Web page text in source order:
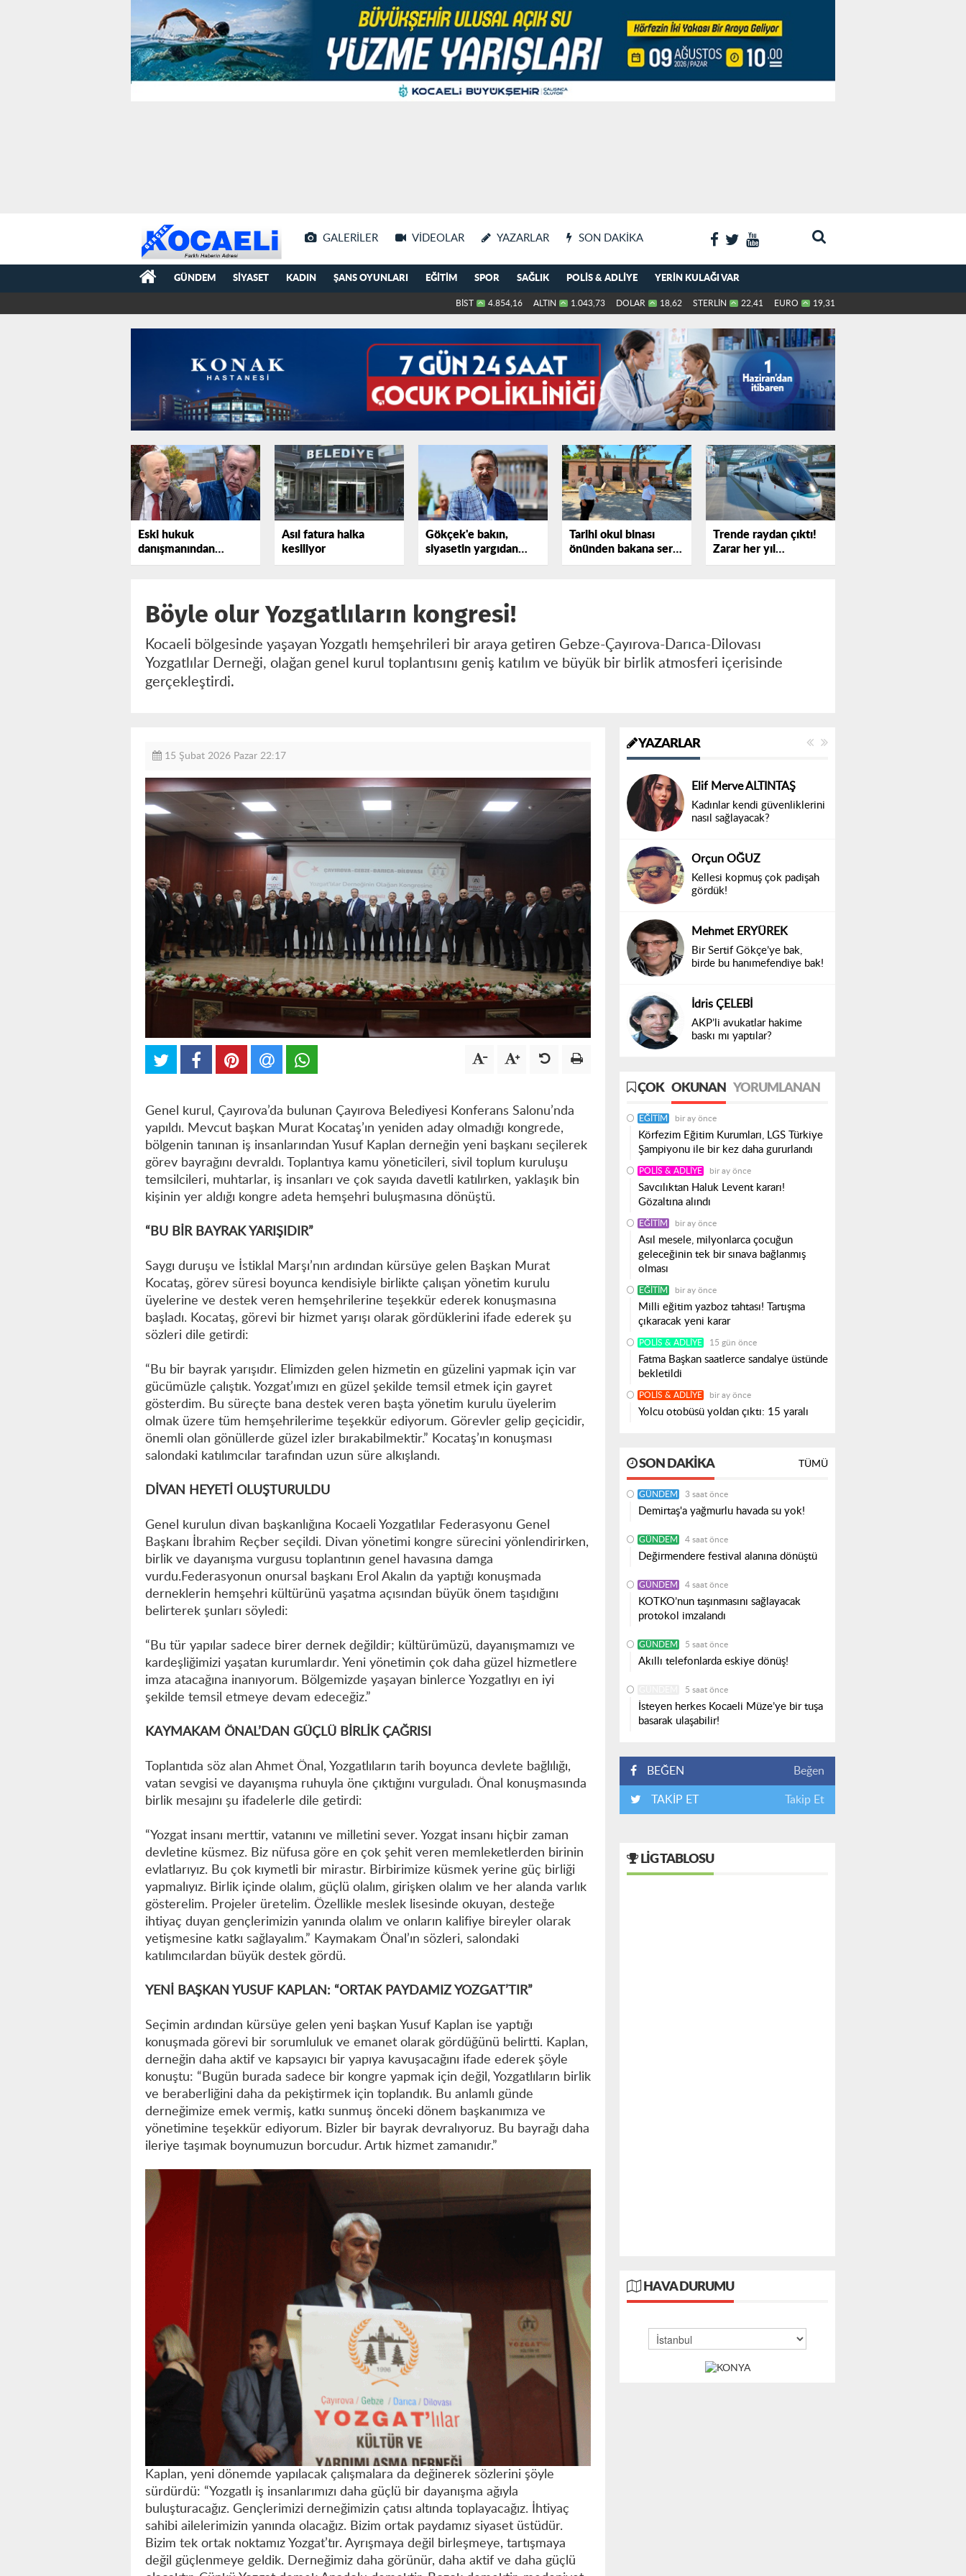
GALERILER VIDEOLAR YAZARLAR SON DAKIKA
GÜNDEM SIYASET KADIN ŞANS OYUNLARI EĞITIM SPOR SAĞLIK POLIS & ADLIYE YERIN KULAĞI VAR
BİST 4.854,16 ALTIN 1.043,73 DOLAR 18,62 STERLİN 22,41 EURO 19,31
Eski hukuk
danışmanından
Erdoğan'a bir uyarı
Asıl fatura halka
kesiliyor
Gökçek'e bakın,
siyasetin yargıdan
elini çekmediğini
Tarihi okul binası
önünden bakana sert
tepki gösterdi!
Trende raydan çıktı!
Zarar her yıl
katlanıyor
Böyle olur Yozgatlıların kongresi!
Kocaeli bölgesinde yaşayan Yozgatlı hemşehrileri bir araya getiren Gebze-Çayırova-Darıca-Dilovası
Yozgatlılar Derneği, olağan genel kurul toplantısını geniş katılım ve büyük bir birlik atmosferi içerisinde
gerçekleştirdi.
15 Şubat 2026 Pazar 22:17
Genel kurul, Çayırova’da bulunan Çayırova Belediyesi Konferans Salonu’nda
yapıldı. Mevcut başkan Murat Kocataş’ın yeniden aday olmadığı kongrede,
bölgenin tanınan iş insanlarından Yusuf Kaplan derneğin yeni başkanı seçilerek
görev bayrağını devraldı. Toplantıya kamu yöneticileri, sivil toplum kuruluşu
temsilcileri, muhtarlar, iş insanları ve çok sayıda davetli katılırken, yaklaşık bin
kişinin yer aldığı kongre adeta hemşehri buluşmasına dönüştü.
“BU BİR BAYRAK YARIŞIDIR”
Saygı duruşu ve İstiklal Marşı’nın ardından kürsüye gelen Başkan Murat
Kocataş, görev süresi boyunca kendisiyle birlikte çalışan yönetim kurulu
üyelerine ve destek veren hemşehrilerine teşekkür ederek konuşmasına
başladı. Kocataş, görevi bir hizmet yarışı olarak gördüklerini ifade ederek şu
sözleri dile getirdi:
“Bu bir bayrak yarışıdır. Elimizden gelen hizmetin en güzelini yapmak için var
gücümüzle çalıştık. Yozgat’ımızı en güzel şekilde temsil etmek için gayret
gösterdim. Bu süreçte bana destek veren başta yönetim kurulu üyelerim
olmak üzere tüm hemşehrilerime teşekkür ediyorum. Görevler gelip geçicidir,
önemli olan gönüllerde güzel izler bırakabilmektir.” Kocataş’ın konuşması
salondaki katılımcılar tarafından uzun süre alkışlandı.
DİVAN HEYETİ OLUŞTURULDU
Genel kurulun divan başkanlığına Kocaeli Yozgatlılar Federasyonu Genel
Başkanı İbrahim Reçber seçildi. Divan yönetimi kongre sürecini yönlendirirken,
birlik ve dayanışma vurgusu toplantının genel havasına damga
vurdu.Federasyonun onursal başkanı Erol Akalın da yaptığı konuşmada
derneklerin hemşehri kültürünü yaşatma açısından büyük önem taşıdığını
belirterek şunları söyledi:
“Bu tür yapılar sadece birer dernek değildir; kültürümüzü, dayanışmamızı ve
kardeşliğimizi yaşatan kurumlardır. Yeni yönetimin çok daha güzel hizmetlere
imza atacağına inanıyorum. Bölgemizde yaşayan binlerce Yozgatlıyı en iyi
şekilde temsil etmeye devam edeceğiz.”
KAYMAKAM ÖNAL’DAN GÜÇLÜ BİRLİK ÇAĞRISI
Toplantıda söz alan Ahmet Önal, Yozgatlıların tarih boyunca devlete bağlılığı,
vatan sevgisi ve dayanışma ruhuyla öne çıktığını vurguladı. Önal konuşmasında
birlik mesajını şu ifadelerle dile getirdi:
“Yozgat insanı merttir, vatanını ve milletini sever. Yozgat insanı hiçbir zaman
devletine küsmez. Biz nüfusa göre en çok şehit veren memleketlerden birinin
evlatlarıyız. Bu çok kıymetli bir mirastır. Birbirimize küsmek yerine güç birliği
yapmalıyız. Birlik içinde olalım, güçlü olalım, girişken olalım ve her alanda varlık
gösterelim. Projeler üretelim. Özellikle meslek lisesinde okuyan, desteğe
ihtiyaç duyan gençlerimizin yanında olalım ve onların kalifiye bireyler olarak
yetişmesine katkı sağlayalım.” Kaymakam Önal’ın sözleri, salondaki
katılımcılardan büyük destek gördü.
YENİ BAŞKAN YUSUF KAPLAN: “ORTAK PAYDAMIZ YOZGAT’TIR”
Seçimin ardından kürsüye gelen yeni başkan Yusuf Kaplan ise yaptığı
konuşmada görevi bir sorumluluk ve emanet olarak gördüğünü belirtti. Kaplan,
derneğin daha aktif ve kapsayıcı bir yapıya kavuşacağını ifade ederek şöyle
konuştu: “Bugün burada sadece bir kongre yapmak için değil, Yozgatlıların birlik
ve beraberliğini daha da pekiştirmek için toplandık. Bu anlamlı günde
derneğimize emek vermiş, katkı sunmuş önceki dönem başkanımıza ve
yönetimine teşekkür ediyorum. Bizler bir bayrak devralıyoruz. Bu bayrağı daha
ileriye taşımak boynumuzun borcudur. Artık hizmet zamanıdır.”
Kaplan, yeni dönemde yapılacak çalışmalara da değinerek sözlerini şöyle
sürdürdü: “Yozgatlı iş insanlarımızı daha güçlü bir dayanışma ağıyla
buluşturacağız. Gençlerimizi derneğimizin çatısı altında toplayacağız. İhtiyaç
sahibi ailelerimizin yanında olacağız. Bizim ortak paydamız siyaset üstüdür.
Bizim tek ortak noktamız Yozgat’tır. Ayrışmaya değil birleşmeye, tartışmaya
değil güçlenmeye geldik. Derneğimiz daha görünür, daha aktif ve daha güçlü
YAZARLAR
Elif Merve ALTINTAŞ
Kadınlar kendi güvenliklerini
nasıl sağlayacak?
Orçun OĞUZ
Kellesi kopmuş çok padişah
gördük!
Mehmet ERYÜREK
Bir Sertif Gökçe’ye bak,
birde bu hanımefendiye bak!
İdris ÇELEBİ
AKP’li avukatlar hakime
baskı mı yaptılar?
ÇOK OKUNAN YORUMLANAN
EĞITIM bir ay önce
Körfezim Eğitim Kurumları, LGS Türkiye
Şampiyonu ile bir kez daha gururlandı
POLIS & ADLIYE bir ay önce
Savcılıktan Haluk Levent kararı!
Gözaltına alındı
EĞITIM bir ay önce
Asıl mesele, milyonlarca çocuğun
geleceğinin tek bir sınava bağlanmış
olması
EĞITIM bir ay önce
Milli eğitim yazboz tahtası! Tartışma
çıkaracak yeni karar
POLIS & ADLIYE 15 gün önce
Fatma Başkan saatlerce sandalye üstünde
bekletildi
POLIS & ADLIYE bir ay önce
Yolcu otobüsü yoldan çıktı: 15 yaralı
SON DAKIKA TÜMÜ
GÜNDEM 3 saat önce
Demirtaş'a yağmurlu havada su yok!
GÜNDEM 4 saat önce
Değirmendere festival alanına dönüştü
GÜNDEM 4 saat önce
KOTKO’nun taşınmasını sağlayacak
protokol imzalandı
GÜNDEM 5 saat önce
Akıllı telefonlarda eskiye dönüş!
5 saat önce
İsteyen herkes Kocaeli Müze’ye bir tuşa
basarak ulaşabilir!
BEĞEN Beğen
TAKİP ET Takip Et
LIG TABLOSU
HAVA DURUMU